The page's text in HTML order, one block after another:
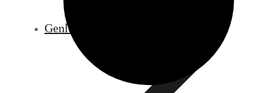
Genleşme Tankları